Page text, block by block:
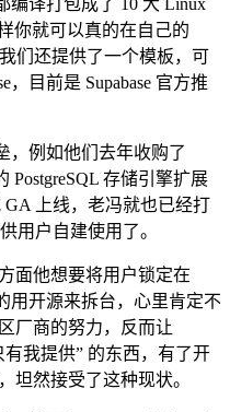
编译打包成了 10 大 Linux
你就可以真的在自己的
我们还提供了一个模板，可
，目前是 Supabase 官方推
，例如他们去年收购了
PostgreSQL 存储引擎扩展
GA 上线，老冯就也已经打
用户自建使用了。
面他想要将用户锁定在
用开源来拆台，心里肯定不
厂商的努力，反而让
有我提供” 的东西，有了开
坦然接受了这种现状。